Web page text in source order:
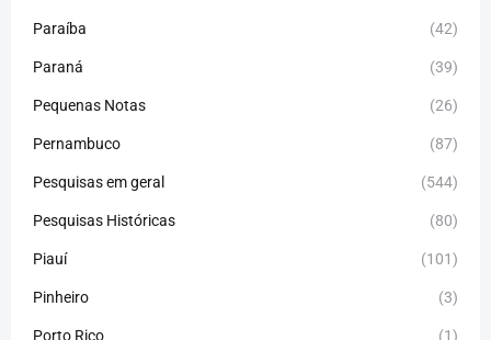
Paraíba (42)
Paraná (39)
Pequenas Notas (26)
Pernambuco (87)
Pesquisas em geral (544)
Pesquisas Históricas (80)
Piauí (101)
Pinheiro (3)
Porto Rico (1)